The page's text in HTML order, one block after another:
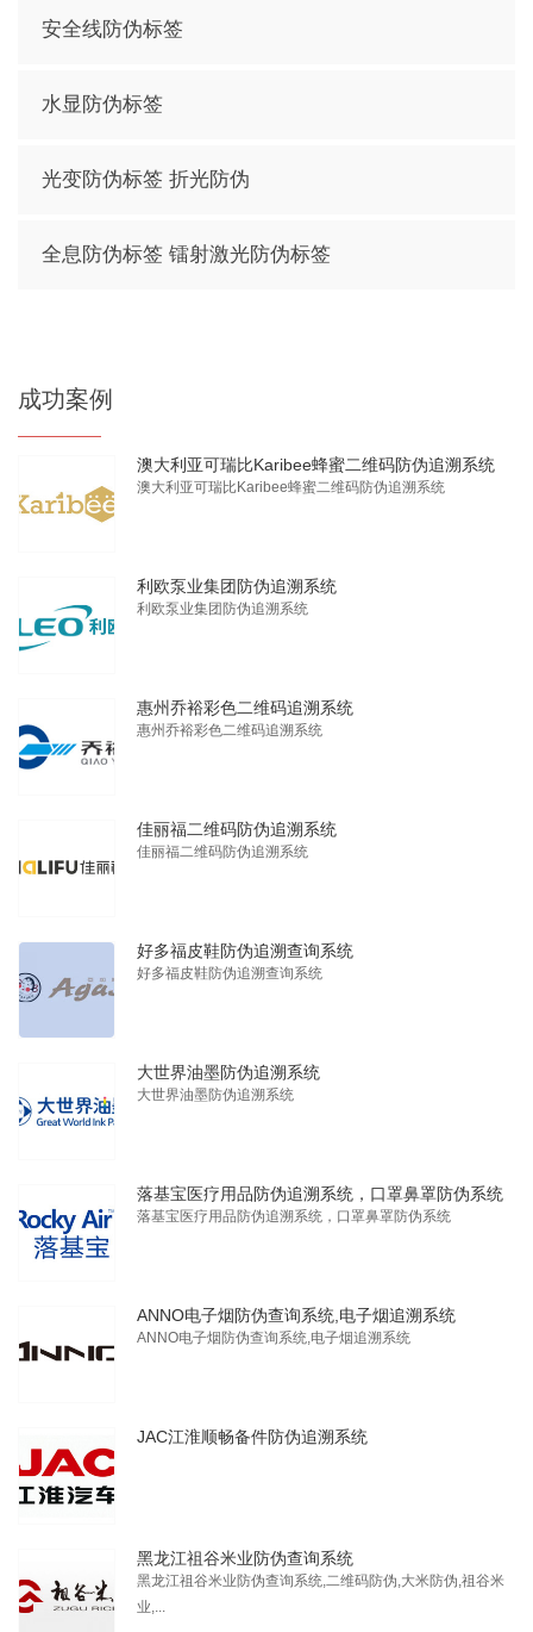
安全线防伪标签
水显防伪标签
光变防伪标签 折光防伪
全息防伪标签 镭射激光防伪标签
成功案例
澳大利亚可瑞比Karibee蜂蜜二维码防伪追溯系统
澳大利亚可瑞比Karibee蜂蜜二维码防伪追溯系统
利欧泵业集团防伪追溯系统
利欧泵业集团防伪追溯系统
惠州乔裕彩色二维码追溯系统
惠州乔裕彩色二维码追溯系统
佳丽福二维码防伪追溯系统
佳丽福二维码防伪追溯系统
好多福皮鞋防伪追溯查询系统
好多福皮鞋防伪追溯查询系统
大世界油墨防伪追溯系统
大世界油墨防伪追溯系统
落基宝医疗用品防伪追溯系统，口罩鼻罩防伪系统
落基宝医疗用品防伪追溯系统，口罩鼻罩防伪系统
ANNO电子烟防伪查询系统,电子烟追溯系统
ANNO电子烟防伪查询系统,电子烟追溯系统
JAC江淮顺畅备件防伪追溯系统
黑龙江祖谷米业防伪查询系统
黑龙江祖谷米业防伪查询系统,二维码防伪,大米防伪,祖谷米
业,...